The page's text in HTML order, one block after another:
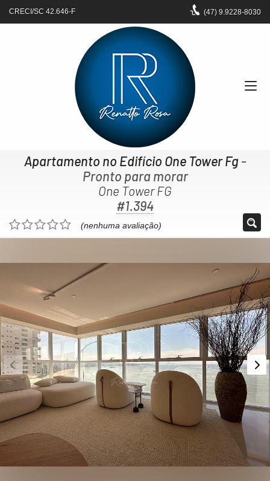
CRECI/SC 42.646-F (47) 9.9228-8030
Apartamento no Edifício One Tower Fg -
Pronto para morar
One Tower FG
#1.394
(nenhuma avaliação)